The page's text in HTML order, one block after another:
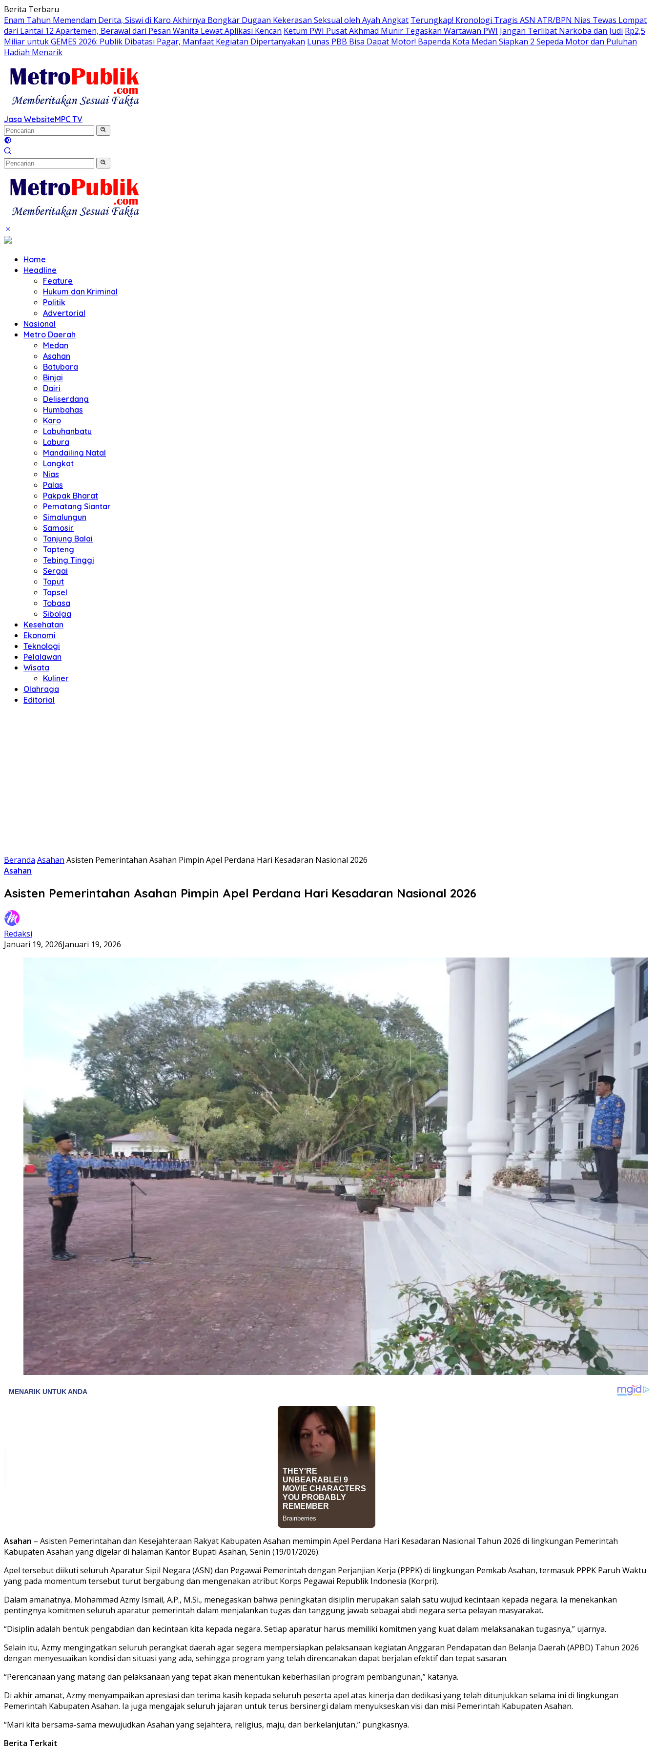
Langsung
ke
konten
Berita Terbaru
Enam Tahun Memendam Derita, Siswi di Karo Akhirnya Bongkar Dugaan Kekerasan Seksual oleh Ayah Angkat Terungkap! Kronologi Tragis ASN ATR/BPN Nias Tewas Lompat
dari Lantai 12 Apartemen, Berawal dari Pesan Wanita Lewat Aplikasi Kencan Ketum PWI Pusat Akhmad Munir Tegaskan Wartawan PWI Jangan Terlibat Narkoba dan Judi Rp2,5
Miliar untuk GEMES 2026: Publik Dibatasi Pagar, Manfaat Kegiatan Dipertanyakan Lunas PBB Bisa Dapat Motor! Bapenda Kota Medan Siapkan 2 Sepeda Motor dan Puluhan
Hadiah Menarik
Jasa WebsiteMPC TV
Home
Headline
Feature
Hukum dan Kriminal
Politik
Advertorial
Nasional
Metro Daerah
Medan
Asahan
Batubara
Binjai
Dairi
Deliserdang
Humbahas
Karo
Labuhanbatu
Labura
Mandailing Natal
Langkat
Nias
Palas
Pakpak Bharat
Pematang Siantar
Simalungun
Samosir
Tanjung Balai
Tapteng
Tebing Tinggi
Sergai
Taput
Tapsel
Tobasa
Sibolga
Kesehatan
Ekonomi
Teknologi
Pelalawan
Wisata
Kuliner
Olahraga
Editorial
Beranda Asahan Asisten Pemerintahan Asahan Pimpin Apel Perdana Hari Kesadaran Nasional 2026
Asahan
Asisten Pemerintahan Asahan Pimpin Apel Perdana Hari Kesadaran Nasional 2026
Redaksi
Januari 19, 2026Januari 19, 2026
Asahan – Asisten Pemerintahan dan Kesejahteraan Rakyat Kabupaten Asahan memimpin Apel Perdana Hari Kesadaran Nasional Tahun 2026 di lingkungan Pemerintah
Kabupaten Asahan yang digelar di halaman Kantor Bupati Asahan, Senin (19/01/2026).
Apel tersebut diikuti seluruh Aparatur Sipil Negara (ASN) dan Pegawai Pemerintah dengan Perjanjian Kerja (PPPK) di lingkungan Pemkab Asahan, termasuk PPPK Paruh Waktu
yang pada momentum tersebut turut bergabung dan mengenakan atribut Korps Pegawai Republik Indonesia (Korpri).
Dalam amanatnya, Mohammad Azmy Ismail, A.P., M.Si., menegaskan bahwa peningkatan disiplin merupakan salah satu wujud kecintaan kepada negara. Ia menekankan
pentingnya komitmen seluruh aparatur pemerintah dalam menjalankan tugas dan tanggung jawab sebagai abdi negara serta pelayan masyarakat.
“Disiplin adalah bentuk pengabdian dan kecintaan kita kepada negara. Setiap aparatur harus memiliki komitmen yang kuat dalam melaksanakan tugasnya,” ujarnya.
Selain itu, Azmy mengingatkan seluruh perangkat daerah agar segera mempersiapkan pelaksanaan kegiatan Anggaran Pendapatan dan Belanja Daerah (APBD) Tahun 2026
dengan menyesuaikan kondisi dan situasi yang ada, sehingga program yang telah direncanakan dapat berjalan efektif dan tepat sasaran.
“Perencanaan yang matang dan pelaksanaan yang tepat akan menentukan keberhasilan program pembangunan,” katanya.
Di akhir amanat, Azmy menyampaikan apresiasi dan terima kasih kepada seluruh peserta apel atas kinerja dan dedikasi yang telah ditunjukkan selama ini di lingkungan
Pemerintah Kabupaten Asahan. Ia juga mengajak seluruh jajaran untuk terus bersinergi dalam menyukseskan visi dan misi Pemerintah Kabupaten Asahan.
“Mari kita bersama-sama mewujudkan Asahan yang sejahtera, religius, maju, dan berkelanjutan,” pungkasnya.
Berita Terkait